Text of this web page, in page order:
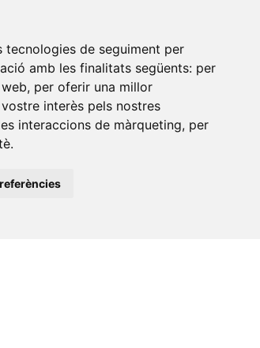
de seguiment per
amb les finalitats següents: per
, per oferir una millor
interès pels nostres
interaccions de màrqueting, per
.